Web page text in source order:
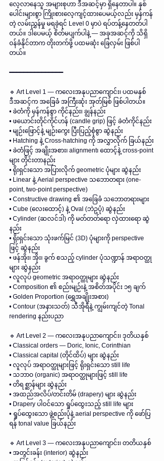
လေ့လာနေသူ အများစုဟာ ဒီအဆင့်မှာ ရှိနေတာပါ။ နှစ်
ပေါင်းများစွာ ကြိုးစားလေ့ကျင့်ထားပေမယ့်လည်း မှန်ကန်
တဲ့ လမ်းညွှန်မှု မရခဲ့ရင် Level 0 မှာပဲ ရပ်တန့်နေတတ်ပါ
တယ်။ ဒါပေမယ့် စိတ်မပျက်ပါနဲ့ — အခုအဆင့်ကို သိရှိ
ဝန်ခံနိုင်တာက တိုးတက်ဖို့ ပထမဆုံး ခြေလှမ်း ဖြစ်ပါ
တယ်။
━━━━━━━━━━━━━━━
🔹 Art Level 1 — ကလေးအနုပညာကျောင်း၊ ပထမနှစ်
ဒီအဆင့်က အခြေခံ အကြီးဆုံး အုတ်မြစ် ဖြစ်ပါတယ်။
• ခဲတံကို မှန်ကန်စွာ ကိုင်နည်း၊ ချွန်နည်း
• ဖယောင်းတိုင်ကိုင်ဟန် (candle grip) ဖြင့် ခဲတံကိုင်နည်း
• မျဉ်းဖြောင့်နဲ့ မျဉ်းကွေး ပြီးပြည့်စုံစွာ ဆွဲနည်း
• Hatching နဲ့ Cross-hatching ကို အလွှာလိုက် ခြယ်နည်း
• ခဲတံဖြင့် အချိုးအစား၊ alignment၊ ထောင့်နဲ့ cross-point
များ တိုင်းတာနည်း
• ရိုးရှင်းသော အပြားလိုက် geometric ပုံများ ဆွဲနည်း
• Linear နဲ့ Aerial perspective သဘောတရား (one-
point, two-point perspective)
• Constructive drawing ၏ အခြေခံ သဘောတရားများ
• Cube (လေးထောင့်) နဲ့ Oval (ဘဲဥပုံ) ဆွဲနည်း
• Cylinder (ဆလင်ဒါ) ကို မတ်တတ်ရော လှဲထားရော ဆွဲ
နည်း
• ရိုးရှင်းသော သုံးဖက်မြင် (3D) ပုံများကို perspective
ဖြင့် ဆွဲနည်း
• ဖန်အိုး၊ အိုး၊ ခွက် စသည့် cylinder ပုံသဏ္ဍာန် အရာဝတ္ထု
များ ဆွဲနည်း
• လူလုပ် geometric အရာဝတ္ထုများ ဆွဲနည်း
• Composition ၏ စည်းမျဉ်းနဲ့ အစိတ်အပိုင်း ၁၅ ချက်
• Golden Proportion (ရွှေအချိုးအစား)
• Contour (အနားသတ်) သီအိုရီနဲ့ ကျွမ်းကျင်တဲ့ Tonal
rendering နည်းပညာ
🔹 Art Level 2 — ကလေးအနုပညာကျောင်း၊ ဒုတိယနှစ်
• Classical orders — Doric, Ionic, Corinthian
• Classical capital (တိုင်ထိပ်) များ ဆွဲနည်း
• လူလုပ် အရာဝတ္ထုများဖြင့် ရိုးရှင်းသော still life
• သဘာဝ (organic) အရာဝတ္ထုများဖြင့် still life
• တိရစ္ဆာန်များ ဆွဲနည်း
• အထည်အလိပ်/တင်းတိမ် (drapery) များ ဆွဲနည်း
• Drapery ပါဝင်သော ရှုပ်ထွေးသည့် still life များ
• ရှုပ်ထွေးသော ဖွဲ့စည်းပုံနဲ့ aerial perspective ကို ဖော်ပြ
ရန် tonal value ခြယ်နည်း
🔹 Art Level 3 — ကလေးအနုပညာကျောင်း၊ တတိယနှစ်
• အတွင်းခန်း (interior) ဆွဲနည်း